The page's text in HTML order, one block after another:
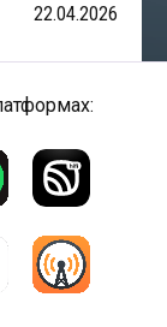
22.04.2026